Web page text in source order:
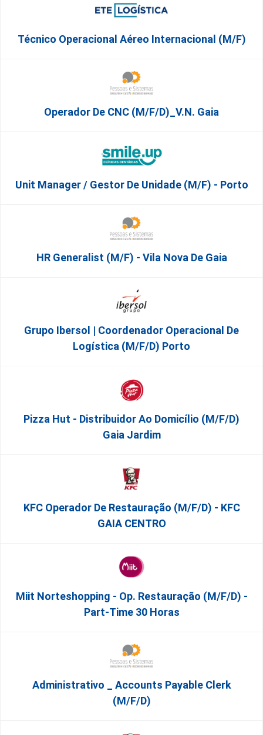
Técnico Operacional Aéreo Internacional (m/f)
Operador De CNC (m/f/d)_V.N. Gaia
Unit Manager / Gestor De Unidade (M/F) - Porto
HR Generalist (m/f) - Vila Nova De Gaia
Grupo Ibersol | Coordenador Operacional De
Logística (m/f/d) Porto
Pizza Hut - Distribuidor Ao Domicílio (m/f/d)
Gaia Jardim
KFC Operador De Restauração (m/f/d) - KFC
GAIA CENTRO
Miit Norteshopping - Op. Restauração (m/f/d) -
Part-Time 30 Horas
Administrativo _ Accounts Payable Clerk
(m/f/d)